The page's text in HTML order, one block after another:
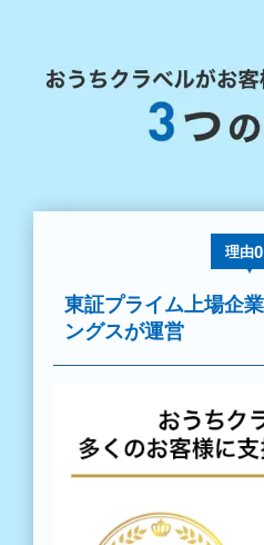
理由
東証プライム上場企
ングスが運営